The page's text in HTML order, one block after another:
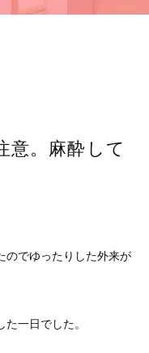
意。麻酔して
のでゆったりした外来が
一日でした。